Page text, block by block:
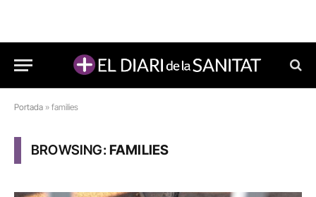
Portada » families
BROWSING:FAMILIES